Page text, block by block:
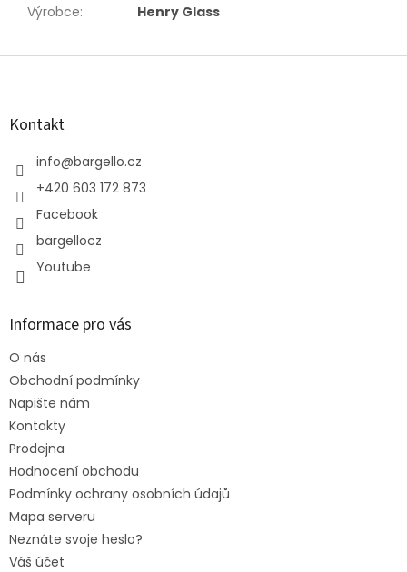
Výrobce: Henry Glass
Z
Kontakt
info@bargello.cz
+420 603 172 873
Facebook
bargellocz
Youtube
Informace pro vás
O nás
Obchodní podmínky
Napište nám
Kontakty
Prodejna
Hodnocení obchodu
Podmínky ochrany osobních údajů
Mapa serveru
Neznáte svoje heslo?
Váš účet